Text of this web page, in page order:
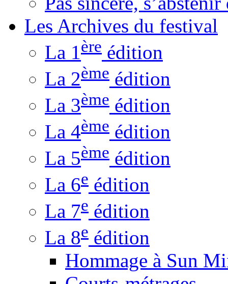
Les Archives du festival
La 1ère édition
La 2ème édition
La 3ème édition
La 4ème édition
La 5ème édition
La 6e édition
La 7e édition
La 8e édition
Hommage à Sun